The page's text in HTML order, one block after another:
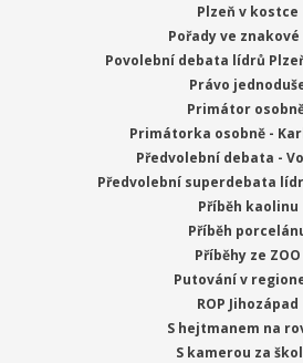
Plzeň v kostce
Pořady ve znakové
Povolební debata lídrů
Právo
Primátor
Primátorka osobně -
Předvolební debata -
Předvolební superdebata
Příběh kaolinu
Příběh
Příběhy ze ZOO
Putování v
ROP Jihozápad
S hejtmanem na
S kamerou za